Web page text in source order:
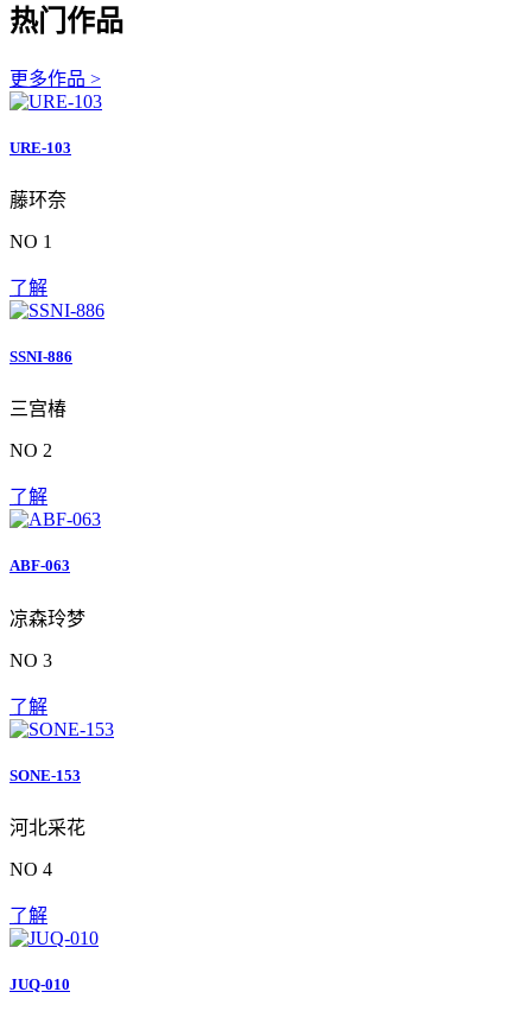
热门作品
更多作品 >
URE-103
藤环奈
NO 1
了解
SSNI-886
三宫椿
NO 2
了解
ABF-063
凉森玲梦
NO 3
了解
SONE-153
河北采花
NO 4
了解
JUQ-010